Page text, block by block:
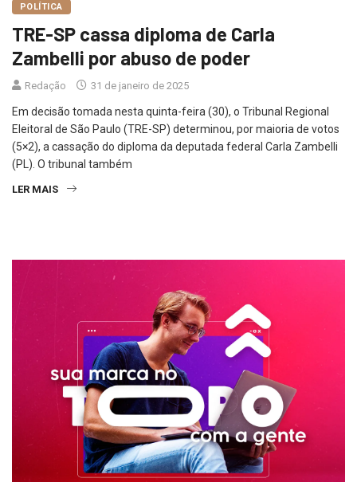
POLÍTICA
TRE-SP cassa diploma de Carla
Zambelli por abuso de poder
Redação 31 de janeiro de 2025
Em decisão tomada nesta quinta-feira (30), o Tribunal Regional
Eleitoral de São Paulo (TRE-SP) determinou, por maioria de votos
(5×2), a cassação do diploma da deputada federal Carla Zambelli
(PL). O tribunal também
LER MAIS